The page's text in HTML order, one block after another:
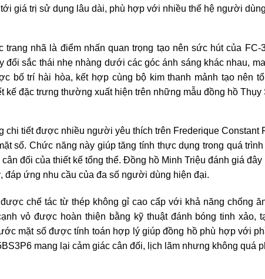
giá trị sử dụng lâu dài, phù hợp với nhiều thế hệ người
trang nhã là điểm nhấn quan trọng tạo nên sức hút của
đổi sắc thái nhẹ nhàng dưới các góc ánh sáng khác nhau,
bố trí hài hòa, kết hợp cùng bộ kim thanh mảnh tạo nên
kế đặc trưng thường xuất hiện trên những mẫu đồng hồ Thụy
chi tiết được nhiều người yêu thích trên Frederique
số. Chức năng này giúp tăng tính thực dụng trong quá
đối của thiết kế tổng thể. Đồng hồ Minh Triệu đánh giá
đáp ứng nhu cầu của đa số người dùng hiện đại.
chế tác từ thép không gỉ cao cấp với khả năng chống
vỏ được hoàn thiện bằng kỹ thuật đánh bóng tinh xảo,
mặt số được tính toán hợp lý giúp đồng hồ phù hợp với
mang lại cảm giác cân đối, lịch lãm nhưng không quá